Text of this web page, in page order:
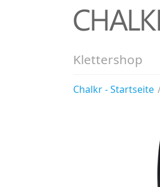
Klettershop
Chalkr - Startseite